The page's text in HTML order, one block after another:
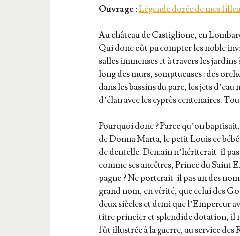
Ouvrage :Légende dorée de mes
Au châ­teau de Cas­ti­glione, en
Qui donc eût pu comp­ter les noble
salles immenses et à tra­vers les
long des murs, somp­tueuses : des
dans les bas­sins du parc, les jets
d’é­lan avec les cyprès cen­te­naires.
Pour­quoi donc ? Parce qu’on
de Don­na Mar­ta, le petit Louis ce
de den­telle. Demain n’hé­ri­te­rait-il
comme ses ancêtres, Prince du Saint
pagne ? Ne por­te­rait-il pas un des
grand nom, en véri­té, que celui des
deux siècles et demi que l’Em­pe­reur
titre prin­cier et splen­dide dota­tion, il
fût illus­trée à la guerre, au ser­vice des